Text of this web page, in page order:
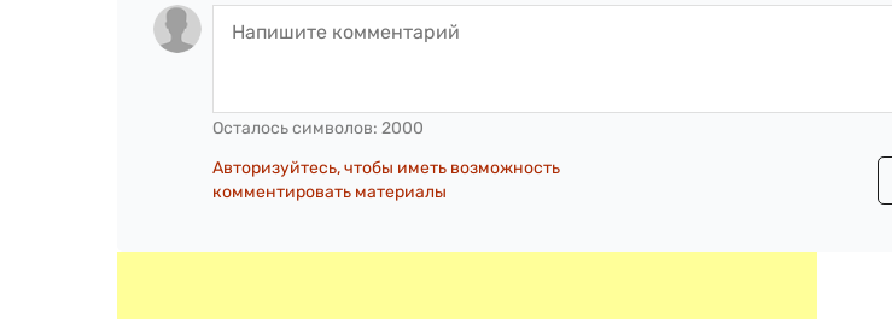
Осталось символов: 2000
Авторизуйтесь, чтобы иметь возможность
комментировать материалы